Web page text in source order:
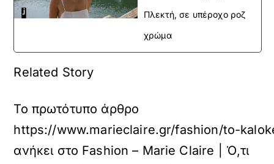
Πλεκτή, σε υπέροχο ροζ
χρώμα
Related Story
Το πρωτότυπο άρθρο
https://www.marieclaire.gr/fashion/to-
ανήκει στο Fashion – Marie Claire | Ό,τι